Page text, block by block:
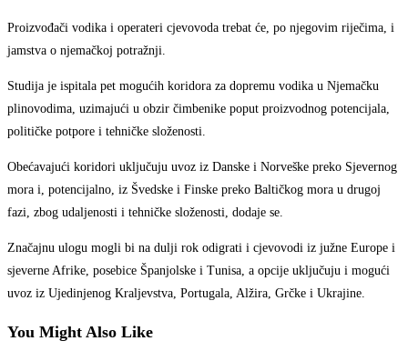
Proizvođači vodika i operateri cjevovoda trebat će, po njegovim riječima, i
jamstva o njemačkoj potražnji.
Studija je ispitala pet mogućih koridora za dopremu vodika u Njemačku
plinovodima, uzimajući u obzir čimbenike poput proizvodnog potencijala,
političke potpore i tehničke složenosti.
Obećavajući koridori uključuju uvoz iz Danske i Norveške preko Sjevernog
mora i, potencijalno, iz Švedske i Finske preko Baltičkog mora u drugoj
fazi, zbog udaljenosti i tehničke složenosti, dodaje se.
Značajnu ulogu mogli bi na dulji rok odigrati i cjevovodi iz južne Europe i
sjeverne Afrike, posebice Španjolske i Tunisa, a opcije uključuju i mogući
uvoz iz Ujedinjenog Kraljevstva, Portugala, Alžira, Grčke i Ukrajine.
You Might Also Like